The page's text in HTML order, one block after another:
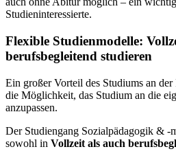
Studieninteressierte.
Flexible Studienmodelle:
berufsbegleitend studieren
Ein großer Vorteil des Studiums an
die Möglichkeit, das Studium an die
anzupassen.
Der Studiengang Sozialpädagogik & -
sowohl in Vollzeit als auch